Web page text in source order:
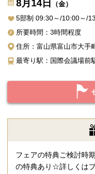
8月14日
（金）
5部制 09:30～/10:00～/
所要時間：3時間程度
住所：富山県富山市大手
最寄り駅：国際会議場前
フェアの特典ご検討時
の特典あり☆詳しくは